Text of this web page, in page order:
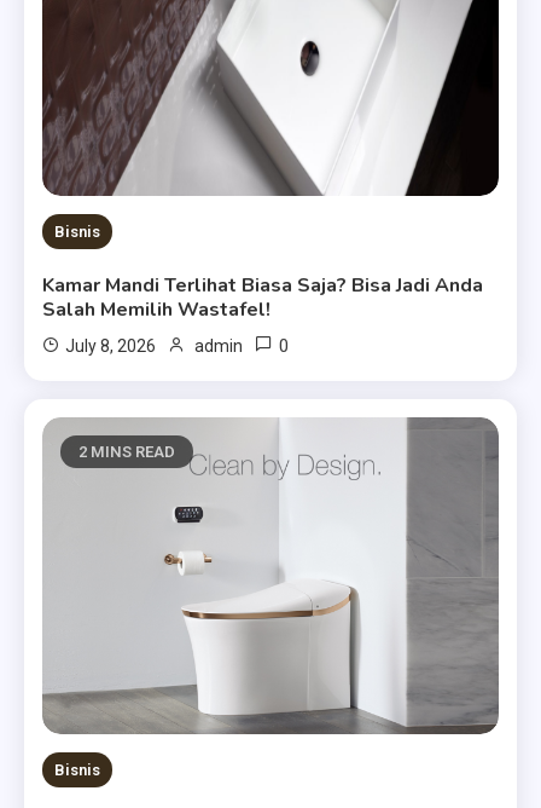
Bisnis
Kamar Mandi Terlihat Biasa Saja? Bisa Jadi Anda
Salah Memilih Wastafel!
July 8, 2026 admin 0
2 MINS READ
Bisnis